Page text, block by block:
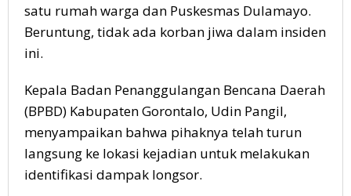
satu rumah warga dan Puskesmas Dulamayo.
Beruntung, tidak ada korban jiwa dalam insiden
ini.
Kepala Badan Penanggulangan Bencana Daerah
(BPBD) Kabupaten Gorontalo, Udin Pangil,
menyampaikan bahwa pihaknya telah turun
langsung ke lokasi kejadian untuk melakukan
identifikasi dampak longsor.